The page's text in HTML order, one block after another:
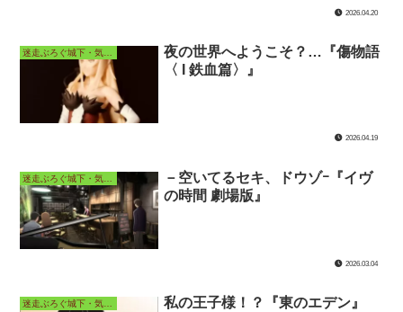
2026.04.20
夜の世界へようこそ？…『傷物語
〈 I 鉄血篇〉』
2026.04.19
－空いてるセキ、ドウゾｰ『イヴ
の時間 劇場版』
2026.03.04
迷走ぶろぐ城下・気ままなアニメ長屋 私の王子様！？『東のエデン』